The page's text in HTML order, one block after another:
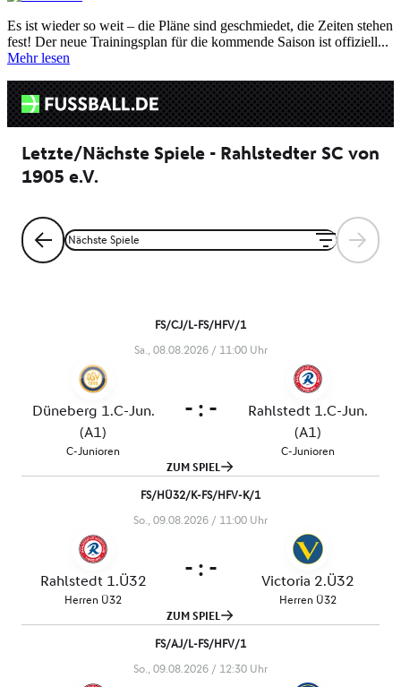
Es ist wieder so weit – die Pläne sind geschmiedet, die Zeiten stehen
fest! Der neue Trainingsplan für die kommende Saison ist offiziell...
Mehr lesen